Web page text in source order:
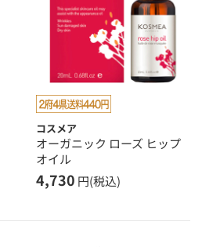
コスメア
オーガニック ローズ ヒップ
オイル
4,730 円(税込)